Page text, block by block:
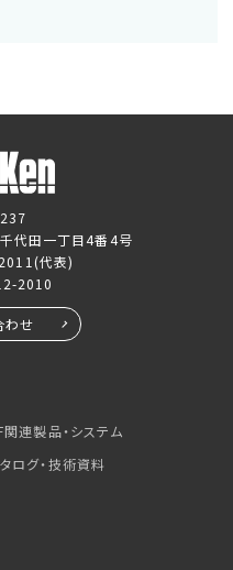
代田一丁目4番4号
(代表)
2010
わせ
関連製品・システム
ログ・技術資料